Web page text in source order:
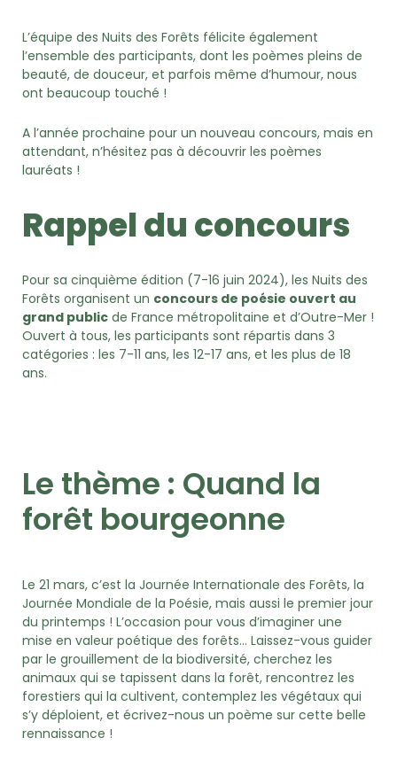
L’équipe des Nuits des Forêts félicite également
l’ensemble des participants, dont les poèmes pleins de
beauté, de douceur, et parfois même d’humour, nous
ont beaucoup touché !
A l’année prochaine pour un nouveau concours, mais en
attendant, n’hésitez pas à découvrir les poèmes
lauréats !
Rappel du concours
Pour sa cinquième édition (7-16 juin 2024), les Nuits des
Forêts organisent un concours de poésie ouvert au
grand public de France métropolitaine et d’Outre-Mer !
Ouvert à tous, les participants sont répartis dans 3
catégories : les 7-11 ans, les 12-17 ans, et les plus de 18
ans.
Le thème : Quand la
forêt bourgeonne
Le 21 mars, c’est la Journée Internationale des Forêts, la
Journée Mondiale de la Poésie, mais aussi le premier jour
du printemps ! L’occasion pour vous d’imaginer une
mise en valeur poétique des forêts… Laissez-vous guider
par le grouillement de la biodiversité, cherchez les
animaux qui se tapissent dans la forêt, rencontrez les
forestiers qui la cultivent, contemplez les végétaux qui
s’y déploient, et écrivez-nous un poème sur cette belle
rennaissance !